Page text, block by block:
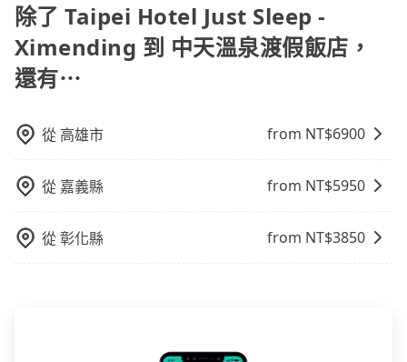
告知付款完畢，一切都能在網路上操作。但有些較冷門
或規模較小的飯店，有可能再多平台同時上架而發生超
賣的現象，便有可能到了現場卻沒房可住的窘境，所以
在預定時要不選擇評分高、評論多的飯店，不然就是還
煩，有些時候直接打電話問的價格可能比民宿訂房網來
得便宜，但缺點就是多數要匯款並再人工確認。假如不
或者國際Airbnb都值得推薦。
心地享受旅步為您提供的服務。
除了 Taipei Hotel Just Sleep -
Ximending 到 中天溫泉渡假飯店，
還有⋯
從 高雄市 from NT$6900
從 嘉義縣 from NT$5950
從彰化縣 from NT$3850